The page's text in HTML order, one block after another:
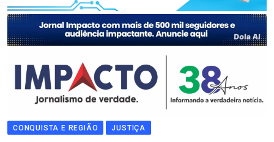
CONQUISTA E REGIÃO JUSTIÇA